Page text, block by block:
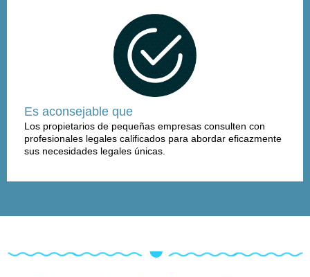
Es aconsejable que
Los propietarios de pequeñas empresas consulten con
profesionales legales calificados para abordar eficazmente
sus necesidades legales únicas.